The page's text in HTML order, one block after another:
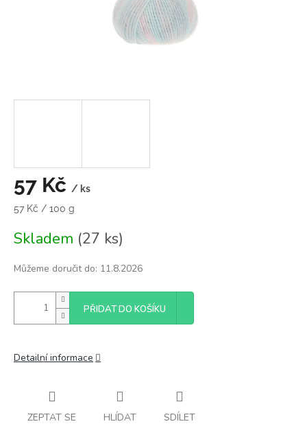
57 Kč / ks
Měrná
57 Kč / 100 g
Skladem (27 ks)
Můžeme doručit do: 11.8.2026
PŘIDAT DO KOŠÍKU
Detailní informace
ZEPTAT SE HLÍDAT SDÍLET